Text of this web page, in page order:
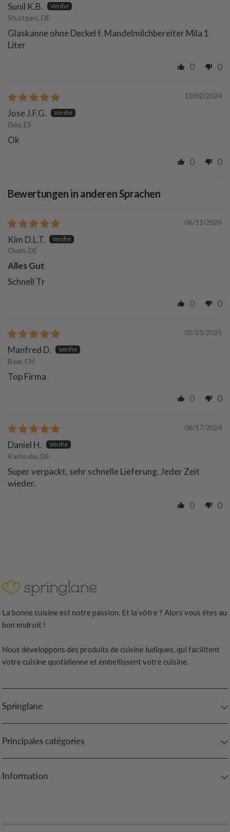
Sunil K.B.
Stuttgart, DE
Glaskanne ohne Deckel f. Mandelmilchbereiter Mila 1
Liter
0 0
10/02/2024
Jose J.F.G.
Elda, ES
Ok
0 0
Bewertungen in anderen Sprachen
06/11/2026
Kim D.L.T.
Cham, DE
Alles Gut
Schnell Tr
0 0
02/23/2025
Manfred D.
Baar, CH
Top Firma
0 0
06/17/2024
Daniel H.
Karlsruhe, DE
Super verpackt, sehr schnelle Lieferung. Jeder Zeit
wieder.
0 0
La bonne cuisine est notre passion. Et la vôtre ? Alors vous êtes au
bon endroit !
Nous développons des produits de cuisine ludiques, qui facilitent
votre cuisine quotidienne et embellissent votre cuisine.
Springlane
Principales catégories
Information